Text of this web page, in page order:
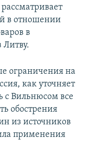
в отношении
в
Литву.
ограничения на
как уточняет
с Вильнюсом все
обострения
из источников
применения